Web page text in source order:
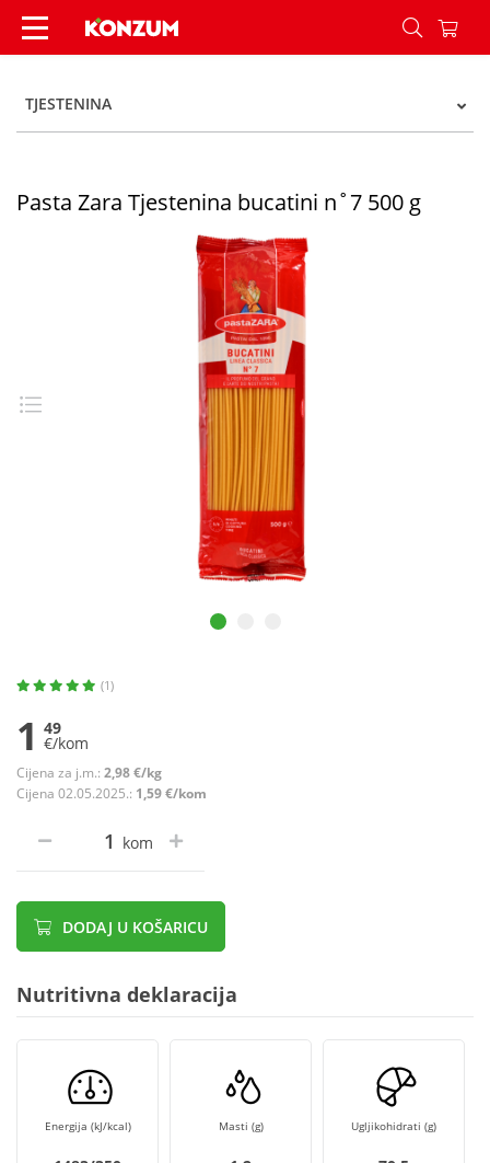
Pasta Zara Tjestenina bucatini n˚7 500 g -
TJESTENINA
Pasta Zara Tjestenina bucatini n˚7 500 g
(1)
1 49
€/kom
Cijena za j.m.: 2,98 €/kg
Cijena 02.05.2025.: 1,59 €/kom
kom
DODAJ U KOŠARICU
Nutritivna deklaracija
Energija (kJ/kcal) Masti (g) Ugljikohidrati (g)